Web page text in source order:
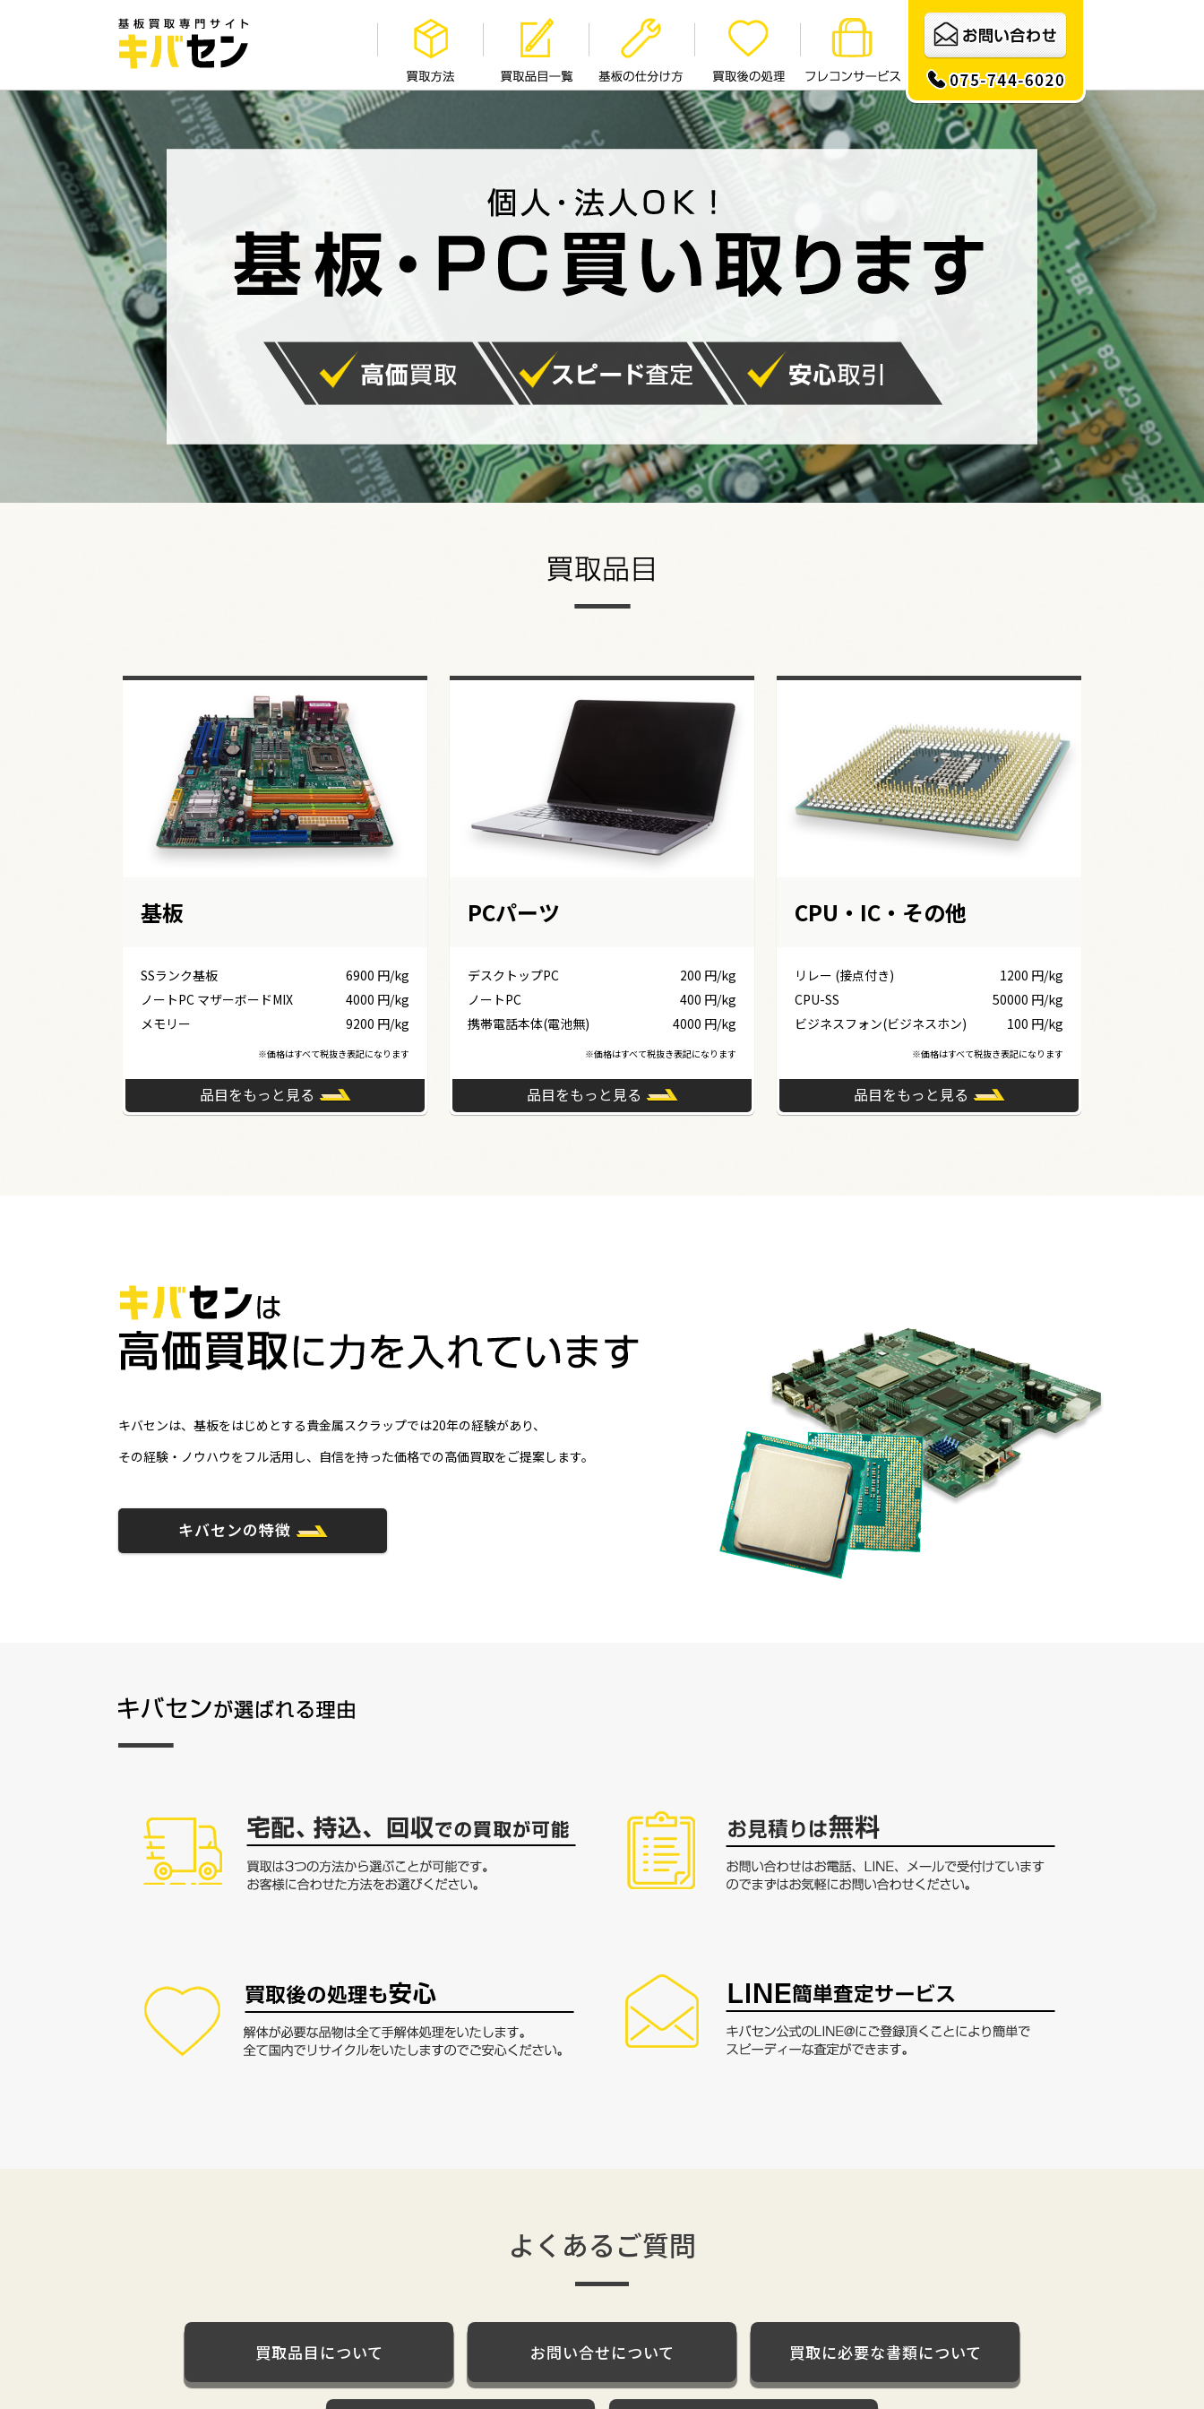
基板
SSランク基板
6900 円/kg
ノートPC マザーボードMIX
4000 円/kg
メモリー
9200 円/kg
※価格はすべて税抜き表記になります
品目をもっと見る
PCパーツ
デスクトップPC
200 円/kg
ノートPC
400 円/kg
携帯電話本体(電池無)
4000 円/kg
※価格はすべて税抜き表記になります
品目をもっと見る
CPU・IC・その他
リレー (接点付き)
1200 円/kg
CPU-SS
50000 円/kg
ビジネスフォン(ビジネスホン)
100 円/kg
※価格はすべて税抜き表記になります
品目をもっと見る
キバセンは、基板をはじめとする貴金属スクラップでは20年の経験があり、
その経験・ノウハウをフル活用し、自信を持った価格での高価買取をご提案します。
キバセンの特徴
よくあるご質問
買取品目について お問い合せについて 買取に必要な書類について